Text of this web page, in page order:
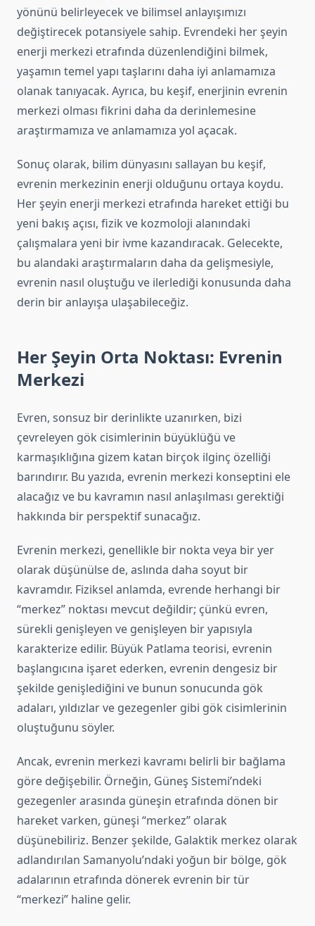
yönünü belirleyecek ve bilimsel anlayışımızı
değiştirecek potansiyele sahip. Evrendeki her şeyin
enerji merkezi etrafında düzenlendiğini bilmek,
yaşamın temel yapı taşlarını daha iyi anlamamıza
olanak tanıyacak. Ayrıca, bu keşif, enerjinin evrenin
merkezi olması fikrini daha da derinlemesine
araştırmamıza ve anlamamıza yol açacak.
Sonuç olarak, bilim dünyasını sallayan bu keşif,
evrenin merkezinin enerji olduğunu ortaya koydu.
Her şeyin enerji merkezi etrafında hareket ettiği bu
yeni bakış açısı, fizik ve kozmoloji alanındaki
çalışmalara yeni bir ivme kazandıracak. Gelecekte,
bu alandaki araştırmaların daha da gelişmesiyle,
evrenin nasıl oluştuğu ve ilerlediği konusunda daha
derin bir anlayışa ulaşabileceğiz.
Her Şeyin Orta Noktası: Evrenin
Merkezi
Evren, sonsuz bir derinlikte uzanırken, bizi
çevreleyen gök cisimlerinin büyüklüğü ve
karmaşıklığına gizem katan birçok ilginç özelliği
barındırır. Bu yazıda, evrenin merkezi konseptini ele
alacağız ve bu kavramın nasıl anlaşılması gerektiği
hakkında bir perspektif sunacağız.
Evrenin merkezi, genellikle bir nokta veya bir yer
olarak düşünülse de, aslında daha soyut bir
kavramdır. Fiziksel anlamda, evrende herhangi bir
“merkez” noktası mevcut değildir; çünkü evren,
sürekli genişleyen ve genişleyen bir yapısıyla
karakterize edilir. Büyük Patlama teorisi, evrenin
başlangıcına işaret ederken, evrenin dengesiz bir
şekilde genişlediğini ve bunun sonucunda gök
adaları, yıldızlar ve gezegenler gibi gök cisimlerinin
oluştuğunu söyler.
Ancak, evrenin merkezi kavramı belirli bir bağlama
göre değişebilir. Örneğin, Güneş Sistemi’ndeki
gezegenler arasında güneşin etrafında dönen bir
hareket varken, güneşi “merkez” olarak
düşünebiliriz. Benzer şekilde, Galaktik merkez olarak
adlandırılan Samanyolu’ndaki yoğun bir bölge, gök
adalarının etrafında dönerek evrenin bir tür
“merkezi” haline gelir.